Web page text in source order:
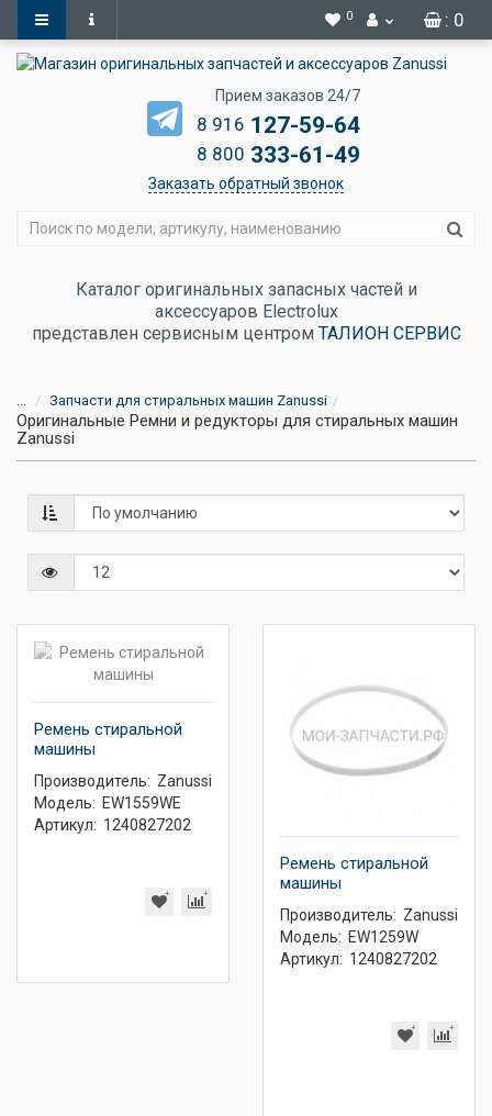
: 0
0
Прием заказов 24/7
8 916 127-59-64
8 800 333-61-49
Заказать обратный звонок
Каталог оригинальных запасных частей и
аксессуаров Electrolux
представлен сервисным центром ТАЛИОН СЕРВИС
... Запчасти для стиральных машин Zanussi
Оригинальные Ремни и редукторы для стиральных машин
Zanussi
Ремень стиральной
машины
Производитель: Zanussi
Модель: EW1559WE
Артикул: 1240827202
Ремень стиральной
машины
Производитель: Zanussi
Модель: EW1259W
Артикул: 1240827202